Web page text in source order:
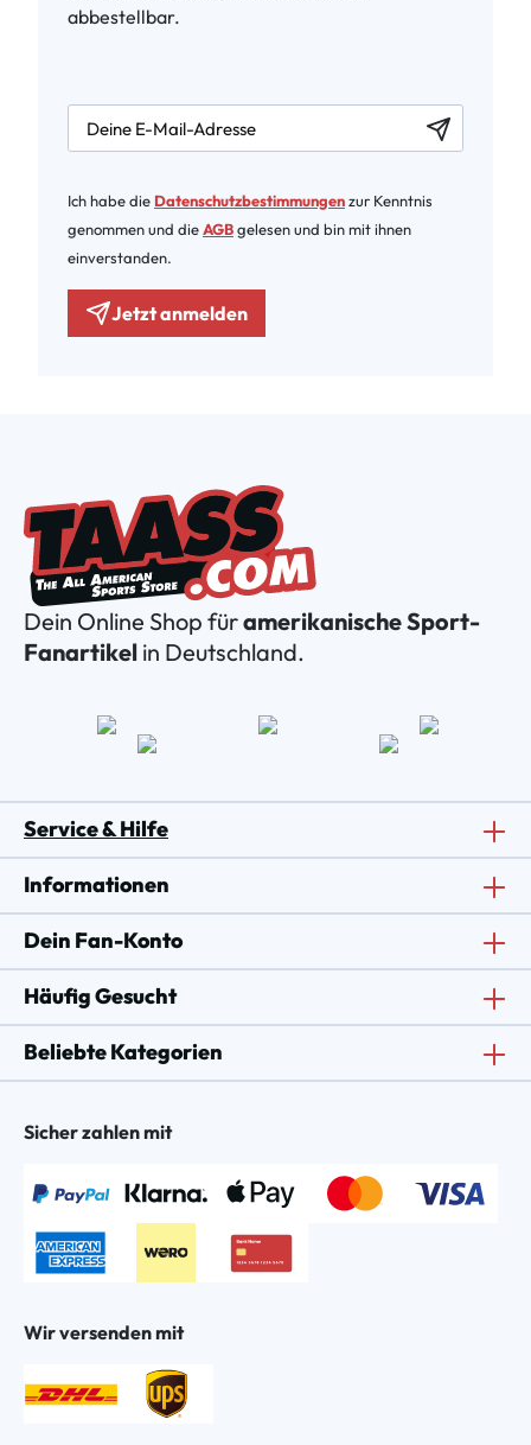
abbestellbar.
newsletter.labelEmail
Ich habe die Datenschutzbestimmungenzur Kenntnis
genommen und dieAGBgelesen und bin mit ihnen
einverstanden.
Jetzt anmelden
Dein Online Shop füramerikanische Sport-
Fanartikel in Deutschland.
Service & Hilfe
Informationen
Dein Fan-Konto
Häufig Gesucht
Beliebte Kategorien
Sicher zahlen mit
Wir versenden mit